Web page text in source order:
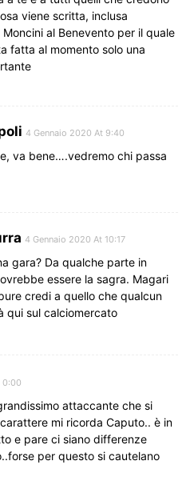
viene scritta, inclusa
Moncini al Benevento per il quale
fatta al momento solo una
4 Gennaio 2020 At 9:40
va bene….vedremo chi passa
4 Gennaio 2020 At 10:17
gara? Da qualche parte in
essere la sagra. Magari
credi a quello che qualcun
qui sul calciomercato
0:00
attaccante che si
mi ricorda Caputo.. è in
e pare ci siano differenze
per questo si cautelano